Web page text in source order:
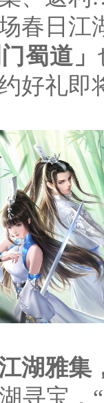
春日江
门蜀道」
好礼即
湖雅
寻宝，